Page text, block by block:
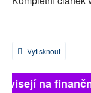
Vytisknout
na